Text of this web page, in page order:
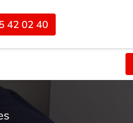
42 02 40